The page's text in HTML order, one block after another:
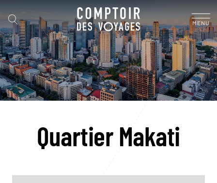
MENU
Quartier Makati